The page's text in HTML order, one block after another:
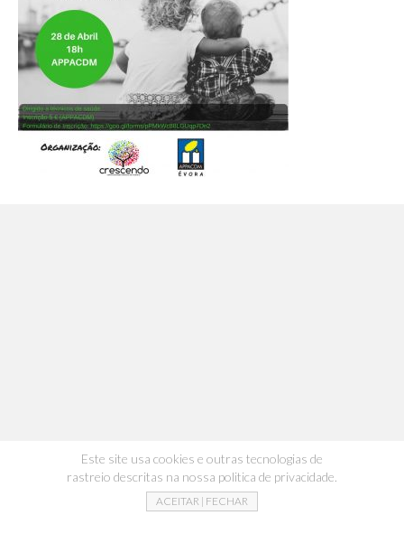
Este site usa cookies e outras tecnologias de
rastreio descritas na nossa politica de privacidade.
ACEITAR | FECHAR